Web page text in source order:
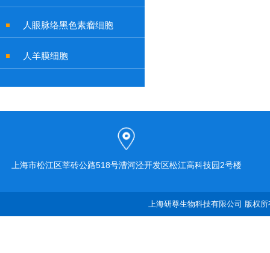
人眼脉络黑色素瘤细胞
人羊膜细胞
上海市松江区莘砖公路518号漕河泾开发区松江高科技园2号楼
上海研尊生物科技有限公司 版权